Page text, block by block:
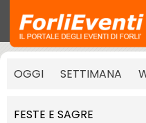
OGGI SETTIMANA
FESTE E SAGRE